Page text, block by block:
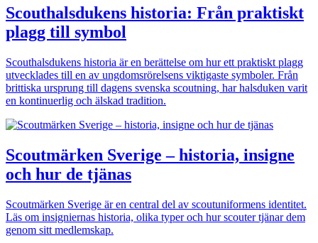
Scouthalsdukens historia: Från praktiskt
plagg till symbol
Scouthalsdukens historia är en berättelse om hur ett praktiskt plagg
utvecklades till en av ungdomsrörelsens viktigaste symboler. Från
brittiska ursprung till dagens svenska scoutning, har halsduken varit
en kontinuerlig och älskad tradition.
Scoutmärken Sverige – historia, insigne
och hur de tjänas
Scoutmärken Sverige är en central del av scoutuniformens identitet.
Läs om insigniernas historia, olika typer och hur scouter tjänar dem
genom sitt medlemskap.